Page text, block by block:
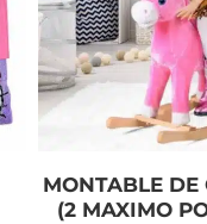
MONTABLE DE
(2 MAXIMO